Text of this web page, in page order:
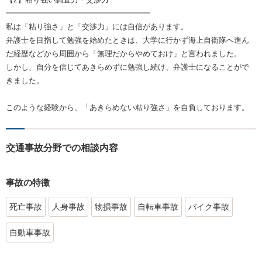
━━━━━━━━━━━━━━━━━━━
私は「粘り強さ」と「交渉力」には自信があります。
弁護士を目指して勉強を始めたときは、大学に行かず海上自衛隊へ進ん
だ経歴などから周囲から「無理だからやめておけ」と言われました。
しかし、自分を信じてあきらめずに勉強し続け、弁護士になることがで
きました。
このような経験から、「あきらめない粘り強さ」を自負しております。
交通事故分野での相談内容
事故の特徴
死亡事故 人身事故 物損事故 自転車事故 バイク事故
自動車事故